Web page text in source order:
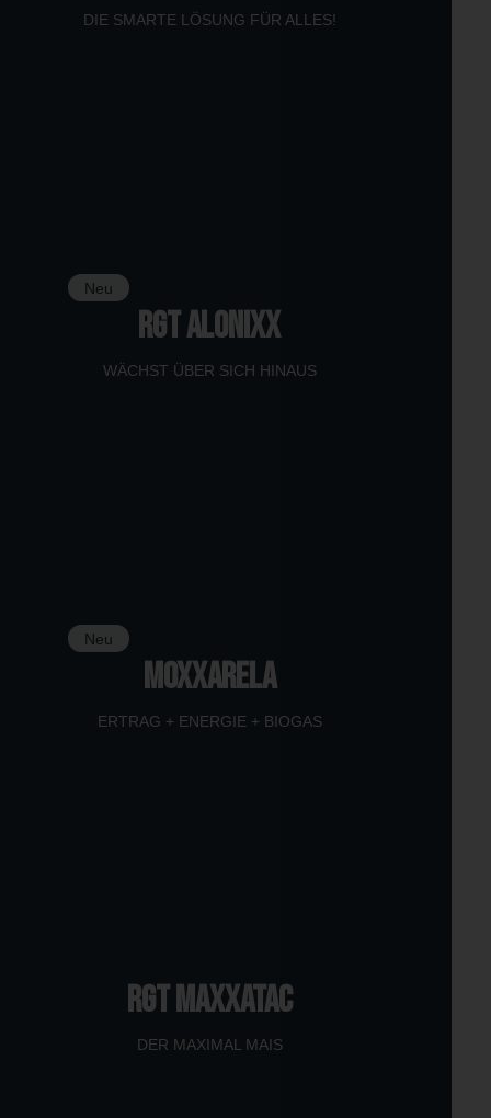
DIE SMARTE LÖSUNG FÜR ALLES!
Neu
RGT ALONIXX
WÄCHST ÜBER SICH HINAUS
Neu
MOXXARELA
ERTRAG + ENERGIE + BIOGAS
RGT MAXXATAC
DER MAXIMAL MAIS